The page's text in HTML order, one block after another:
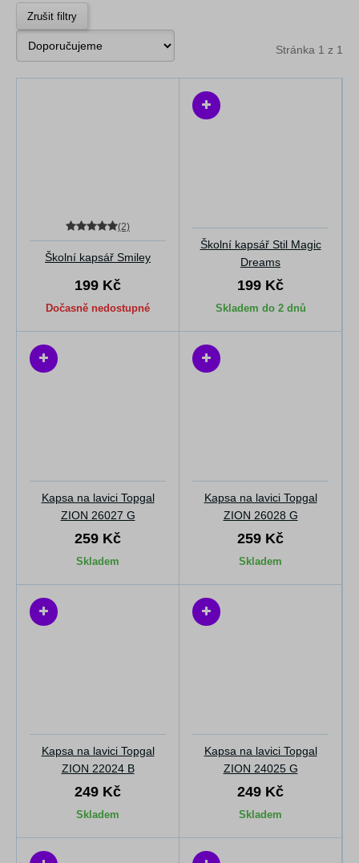
Zrušit filtry
Stránka 1 z 1
(2)
Školní kapsář Smiley
199 Kč
Dočasně nedostupné
Školní kapsář Stil Magic
Dreams
199 Kč
Skladem do 2 dnů
Kapsa na lavici Topgal
ZION 26027 G
259 Kč
Skladem
Kapsa na lavici Topgal
ZION 26028 G
259 Kč
Skladem
Kapsa na lavici Topgal
ZION 22024 B
249 Kč
Skladem
Kapsa na lavici Topgal
ZION 24025 G
249 Kč
Skladem